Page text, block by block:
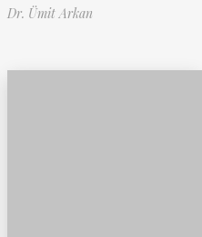
Dr. Ümit Arkan